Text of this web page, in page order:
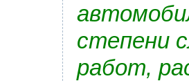
степени
работ,